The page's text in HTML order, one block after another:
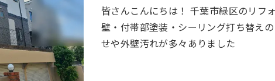
皆さんこんにちは！ 千葉市緑区のリフォーム店、いちずリフォームです！ 千葉県千葉市緑区のK様より、外
壁・付帯部塗装・シーリング打ち替えのご依頼をいただきまし
せや外壁汚れが多々ありました